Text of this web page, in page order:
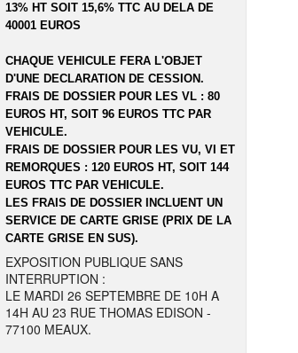
13% HT SOIT 15,6% TTC AU DELA DE
40001 EUROS
CHAQUE VEHICULE FERA L'OBJET
D'UNE DECLARATION DE CESSION.
FRAIS DE DOSSIER POUR LES VL : 80
EUROS HT, SOIT 96 EUROS TTC PAR
VEHICULE.
FRAIS DE DOSSIER POUR LES VU, VI ET
REMORQUES : 120 EUROS HT, SOIT 144
EUROS TTC PAR VEHICULE.
LES FRAIS DE DOSSIER INCLUENT UN
SERVICE DE CARTE GRISE (PRIX DE LA
CARTE GRISE EN SUS).
EXPOSITION PUBLIQUE SANS
INTERRUPTION :
LE MARDI 26 SEPTEMBRE DE 10H A
14H AU 23 RUE THOMAS EDISON -
77100 MEAUX.